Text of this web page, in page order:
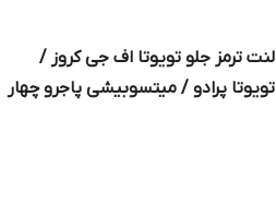
لنت ترمز جلو تویوتا اف جی کروز /
تویوتا پرادو / میتسوبیشی پاجرو چهار